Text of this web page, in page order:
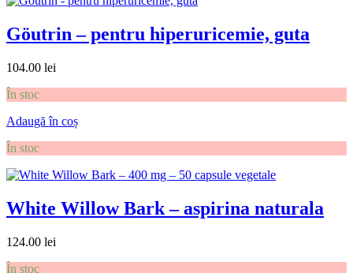
Göutrin – pentru hiperuricemie, guta
104.00 lei
În stoc
Adaugă în coș
În stoc
White Willow Bark – aspirina naturala
124.00 lei
În stoc